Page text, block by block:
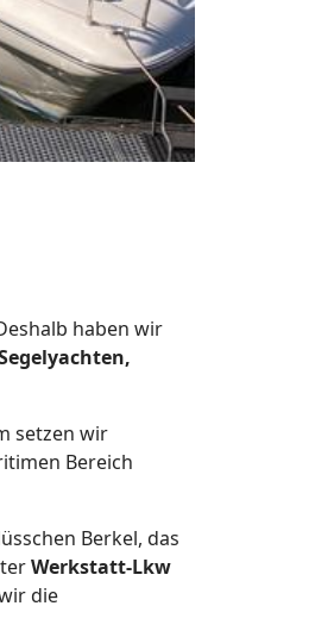
haben wir
setzen wir
Bereich
Berkel, das
Werkstatt-Lkw
die